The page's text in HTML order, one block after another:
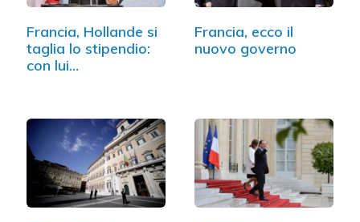
Francia, Hollande si
taglia lo stipendio:
con lui…
Francia, ecco il
nuovo governo